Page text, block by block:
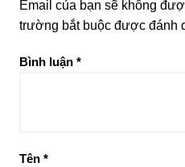
Email của bạn sẽ không
trường bắt buộc được đánh
Bình luận *
Tên *